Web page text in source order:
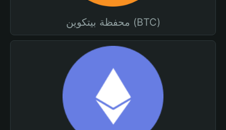
محفظة بيتكوين (BTC)